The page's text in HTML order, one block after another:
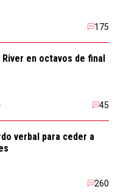
175
en octavos de final
45
verbal para ceder a
260